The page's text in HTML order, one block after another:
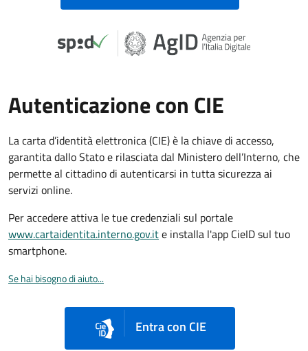
Autenticazione con CIE
La carta d’identità elettronica (CIE) è la chiave di accesso,
garantita dallo Stato e rilasciata dal Ministero dell’Interno, che
permette al cittadino di autenticarsi in tutta sicurezza ai
servizi online.
Per accedere attiva le tue credenziali sul portale
www.cartaidentita.interno.gov.ite installa l'app CieID sul tuo
smartphone.
Se hai bisogno di aiuto...
Entra con CIE